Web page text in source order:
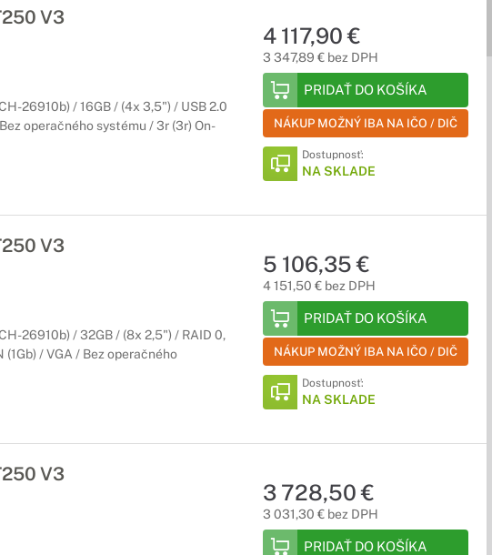
V3
26910b) / 16GB / (4x 3,5") / USB 2.0
operačného systému / 3r (3r) On-
4 117,90 €
3 347,89 € bez DPH
PRIDAŤ DO KOŠÍKA
NÁKUP MOŽNÝ IBA NA IČO / DIČ
Dostupnosť:
NA SKLADE
V3
26910b) / 32GB / (8x 2,5") / RAID 0,
(1Gb) / VGA / Bez operačného
5 106,35 €
4 151,50 € bez DPH
PRIDAŤ DO KOŠÍKA
NÁKUP MOŽNÝ IBA NA IČO / DIČ
Dostupnosť:
NA SKLADE
V3
3 728,50 €
3 031,30 € bez DPH
PRIDAŤ DO KOŠÍKA